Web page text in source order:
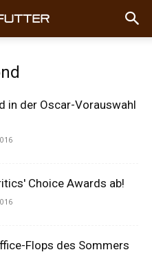
in der Oscar-Vorauswahl
Choice Awards ab!
Flops des Sommers